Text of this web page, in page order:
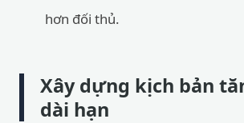
hơn đối thủ.
Xây dựng kịch bản
dài hạn